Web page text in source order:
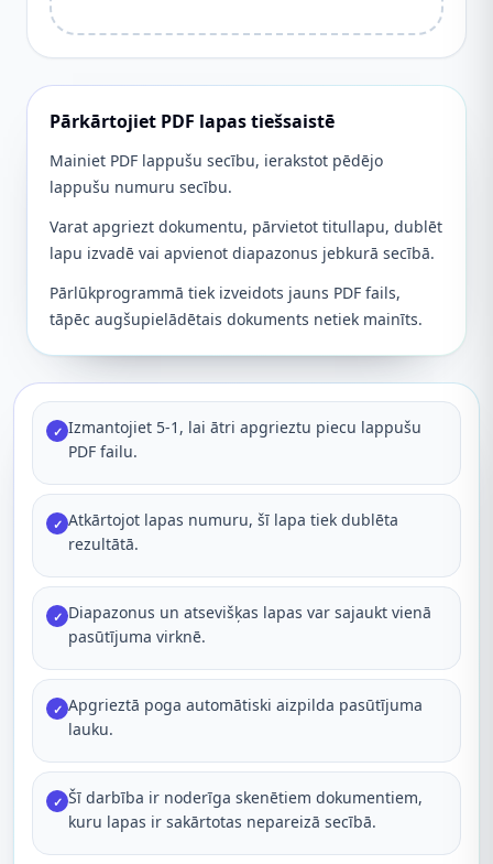
Pārkārtojiet PDF lapas tiešsaistē
Mainiet PDF lappušu secību, ierakstot pēdējo
lappušu numuru secību.
Varat apgriezt dokumentu, pārvietot titullapu, dublēt
lapu izvadē vai apvienot diapazonus jebkurā secībā.
Pārlūkprogrammā tiek izveidots jauns PDF fails,
tāpēc augšupielādētais dokuments netiek mainīts.
✓ Izmantojiet 5-1, lai ātri apgrieztu piecu lappušu
PDF failu.
✓ Atkārtojot lapas numuru, šī lapa tiek dublēta
rezultātā.
✓ Diapazonus un atsevišķas lapas var sajaukt vienā
pasūtījuma virknē.
✓ Apgrieztā poga automātiski aizpilda pasūtījuma
lauku.
✓ Šī darbība ir noderīga skenētiem dokumentiem,
kuru lapas ir sakārtotas nepareizā secībā.